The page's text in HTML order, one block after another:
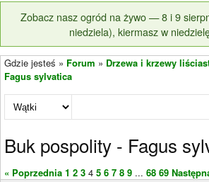
Zobacz nasz ogród na żywo — 8 i 9
niedziela), kiermasz w
Gdzie jesteś » Forum » Drzewa i krzewy
Fagus sylvatica
Buk pospolity - Fagus
« Poprzednia 1 2 3 4 5 6 7 8 9 ... 68 69